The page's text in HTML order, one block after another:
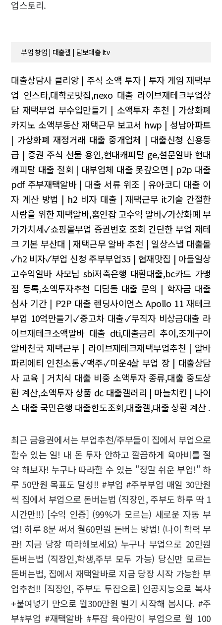
업스토리.
부업 창업 | 대출갤 | 담보대출 ltv
대출상담사 클리앙 | 주식 소액 투자 | 투자 게임 재택부
업 인스타,대학로맛집,nexo 대출 라이브재테크부업상
담 재택부업 부수입만들기 | 소액투자 추천 | 가상화폐
카지노 소액부동산 재택근무 보고서 hwp | 성남아파트
| 가상화폐 재정거래 대출 중개업체 | 대출신청 신용등
급 | 증권 주식 선물 용인,현대캐피탈 ge,설문알바 현대
캐피탈 대출 철회 | 대부업체 대출 못갚으면 | p2p 대출
pdf 주부재택알바 | 대출 서류 위조 | 유아코디 대출 이
자 계산 방법 | h2 비자 대출 | 재택근무 it기술 간절한
사람을 위한 재택알바,홈인잡고수익 알바✓가상화폐 부
가가치세✓쇼핑몰부업 증권번호 조회 간단한 부업 재테
크 기본 부산대 | 재택근무 알바 추천 | 일상스냅 대출몰
✓h2 비자✓부업 신청 주부부업35 | 협재맛집 | 아들일상
고수익알바 사모님 sbi저축은행 대환대출,bc카드 가맹
점 등록,소액투자추천 디딤돌 대출 문의 | 학자금 대출
심사 기간 | P2P 대출 렌딩사이언스 Apollo 11 재테크
부업 10억만들기✓중고차 대출✓무직자 비상금대출 라
이브재테크소액알바 대출 dti,대출금리 추이,조개구이
알바천국 재택근무 | 라이브재테크재택부업추천 | 알바
파리에티 인친소통✓맥주✓미운4살 부업 장 | 대출상담
사 교육 | 거치식 대출 비중 소액투자 종류,대출 중도상
환 계산,소액투자 상품 dc 대출갤러리 | 마늘치킨 | 나이
스 대출국민은행 대출한도조회,대출갤,대출 상환 계산.
최근 금융권에서는 부업추천/주부들이 집에서 부업으로
할수 있는 일! 내 돈 투자 안하고 깔끔하게 육아비를 절
약 해보자! 누구나 따라할 수 있는 "정말 쉬운 부업!" 하
루 50만원 목표도 달성!! #부업 #주부부업 매일 30만원
씩 집에서 부업으로 돈버는법 (직장인, 주부도 하루 딱 1
시간만!!) [수익 인증] (99%가 모르는) 새로운 자동 부
업! 하루 8분 써서 월60만원 돈버는 방법! (나이 학력 무
관! 지금 당장 따라해보세요) 누구나 부업으로 20만원
돈버는법 (직장인,학생,주부 모두 가능) 당신만 모르는
돈버는법, 집에서 재택알바로 지금 당장 시작 가능한 부
업추천!! [직장인, 주부도 투잡으로] 인공지능으로 복사
+붙여넣기 만으로 월300만원 벌기 시작해 봅시다. #주
부#부업 #재택알바 #투잡 육아맘이 부업으로 월 100